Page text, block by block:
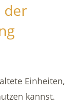
der
Einheiten,
kannst.